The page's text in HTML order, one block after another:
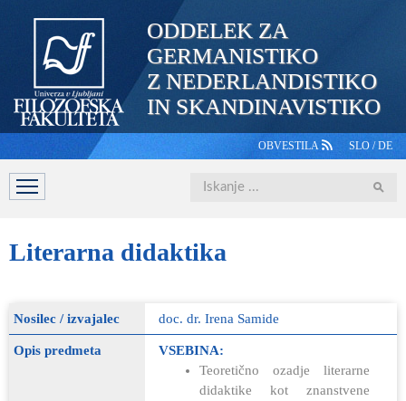
ODDELEK ZA
GERMANISTIKO
Z NEDERLANDISTIKO
IN SKANDINAVISTIKO
OBVESTILA SLO /DE
DOMOV ŠTUDIJ
Iskanje
Literarna didaktika
Nosilec / izvajalec doc. dr. Irena Samide
Opis predmeta
VSEBINA:
Teoretično ozadje literarne
didaktike kot znanstvene